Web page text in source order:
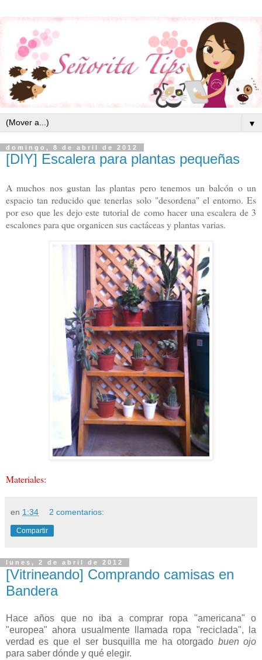
▼
domingo, 8 de abril de 2012
[DIY] Escalera para plantas pequeñas
A muchos nos gustan las plantas pero tenemos un balcón o un
espacio tan reducido que tenerlas solo "desordena" el entorno. Es
por eso que les dejo este tutorial de como hacer una escalera de 3
escalones para que organicen sus cactáceas y plantas varias.
Materiales:
en 1:34 2 comentarios:
Compartir
lunes, 2 de abril de 2012
[Vitrineando] Comprando camisas en
Bandera
Hace años que no iba a comprar ropa "americana" o
"europea" ahora usualmente llamada ropa "reciclada", la
verdad es que el ser busquilla me ha otorgado buen ojo
para saber dónde y qué elegir.